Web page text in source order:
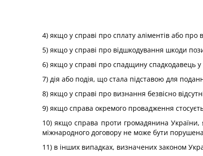
4) якщо у справі про сплату аліментів або
5) якщо у справі про відшкодування шкоди
6) якщо у справі про спадщину спадкодавець
7) дія або подія, що стала підставою для
8) якщо у справі про визнання безвісно
9) якщо справа окремого провадження
10) якщо справа проти громадянина України,
міжнародного договору не може бути
11) в інших випадках, визначених законом